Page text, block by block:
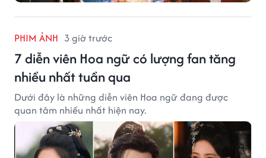
PHIM ẢNH 3 giờ trước
7 diễn viên Hoa ngữ có lượng fan tăng
nhiều nhất tuần qua
Dưới đây là những diễn viên Hoa ngữ đang được
quan tâm nhiều nhất hiện nay.